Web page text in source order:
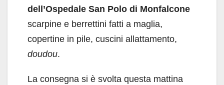
dell’Ospedale San Polo di Monfalcone
scarpine e berrettini fatti a maglia,
copertine in pile, cuscini allattamento,
doudou.
La consegna si è svolta questa mattina